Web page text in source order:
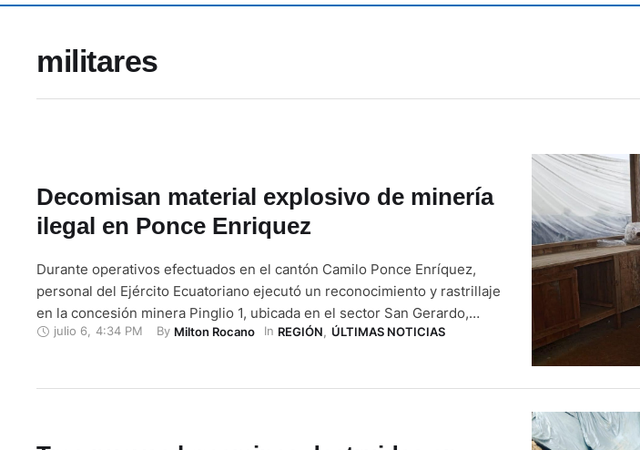
militares
Decomisan material explosivo de minería
ilegal en Ponce Enriquez
Durante operativos efectuados en el cantón Camilo Ponce Enríquez,
personal del Ejército Ecuatoriano ejecutó un reconocimiento y rastrillaje
en la concesión minera Pinglio 1, ubicada en el sector San Gerardo,
encontrando una gran cantidad de explosivos sin cumplir con las
julio 6 4:34 PM By Milton Rocano In REGIÓN, ÚLTIMAS NOTICIAS